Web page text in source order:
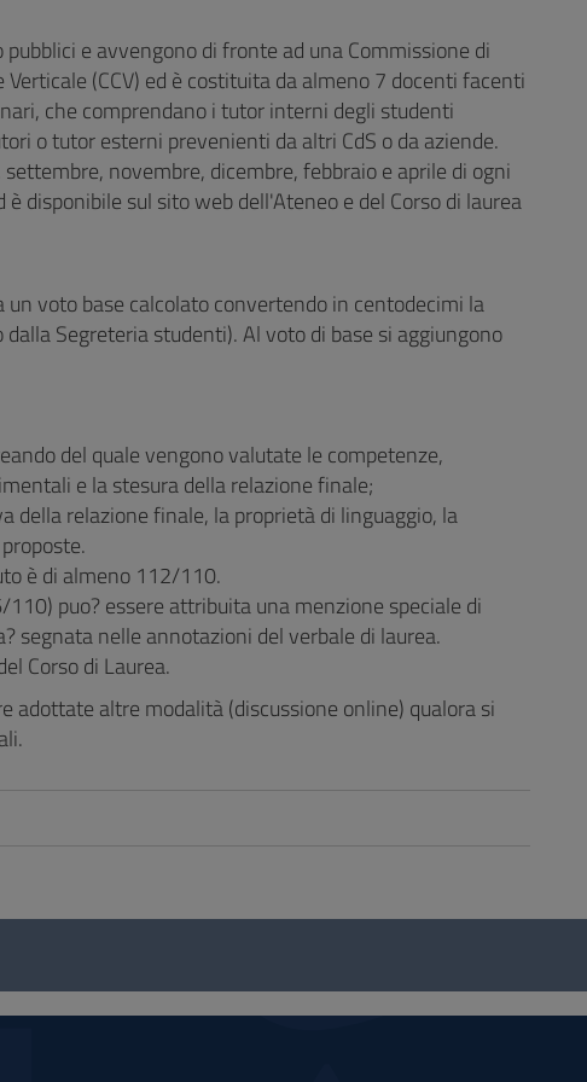
e avvengono di fronte ad una Commissione di
(CCV) ed è costituita da almeno 7 docenti facenti
che comprendano i tutor interni degli studenti
o tutor esterni prevenienti da altri CdS o da aziende.
novembre, dicembre, febbraio e aprile di ogni
disponibile sul sito web dell'Ateneo e del Corso di laurea
voto base calcolato convertendo in centodecimi la
Segreteria studenti). Al voto di base si aggiungono
del quale vengono valutate le competenze,
e la stesura della relazione finale;
della relazione finale, la proprietà di linguaggio, la
è di almeno 112/110.
puo? essere attribuita una menzione speciale di
segnata nelle annotazioni del verbale di laurea.
Corso di Laurea.
adottate altre modalità (discussione online) qualora si